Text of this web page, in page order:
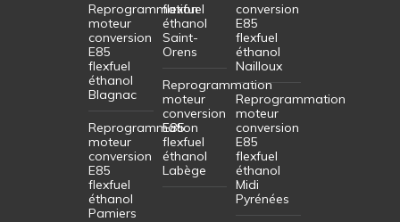
Reprogrammation
moteur
conversion
E85
flexfuel
éthanol
Blagnac
Reprogrammation
moteur
conversion
E85
flexfuel
éthanol
Pamiers
flexfuel
éthanol
Saint-
Orens
Reprogrammation
moteur
conversion
E85
flexfuel
éthanol
Labège
conversion
E85
flexfuel
éthanol
Nailloux
Reprogrammation
moteur
conversion
E85
flexfuel
éthanol
Midi
Pyrénées